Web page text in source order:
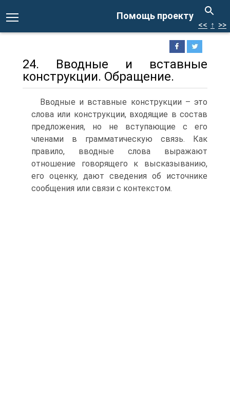
Помощь проекту
<< ↑ >>
24. Вводные и вставные
конструкции. Обращение.
Вводные и вставные конструкции – это
слова или конструкции, входящие в состав
предложения, но не вступающие с его
членами в грамматическую связь. Как
правило, вводные слова выражают
отношение говорящего к высказыванию,
его оценку, дают сведения об источнике
сообщения или связи с контекстом.